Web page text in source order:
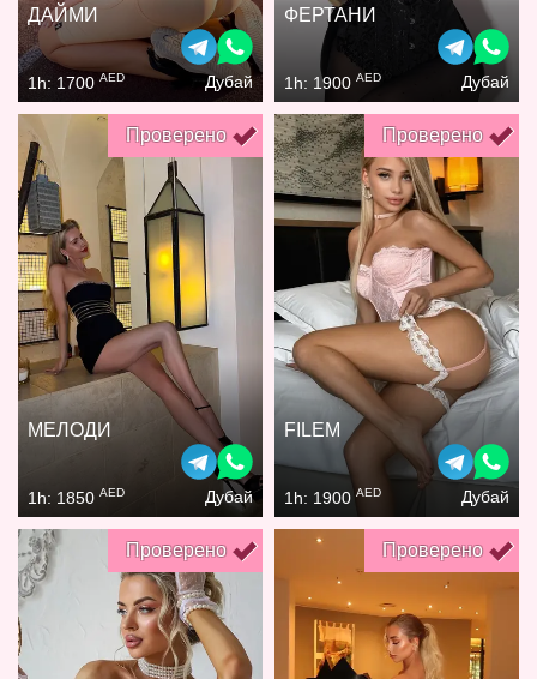
ДАЙМИ
1h: 1700 AED Дубай
ФЕРТАНИ
1h: 1900 AED Дубай
Проверено
МЕЛОДИ
1h: 1850 AED Дубай
Проверено
FILEM
1h: 1900 AED Дубай
Проверено Проверено